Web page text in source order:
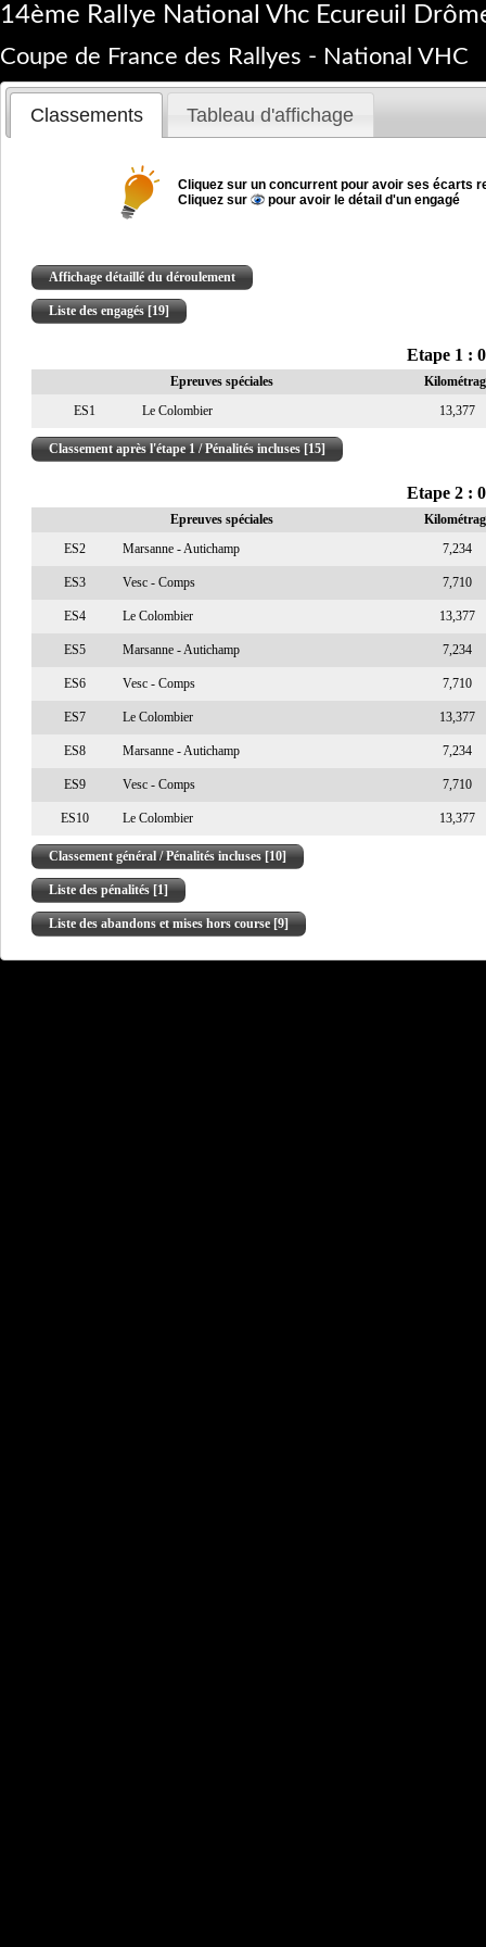
14ème Rallye National Vhc Ecureuil
Coupe de France des Rallyes - National VHC
Classements Tableau d'affichage
Cliquez sur un concurrent pour avoir ses écarts
Cliquez sur
pour avoir le détail d'un engagé
Affichage détaillé du déroulement
Liste des engagés [19]
Etape 1 :
Epreuves spéciales
ES1
Le Colombier 13,377
Classement après l'étape 1 / Pénalités incluses [15]
Etape 2 :
Epreuves spéciales
ES2
Marsanne - Autichamp 7,234
ES3 Vesc - Comps 7,710
ES4 Le Colombier 13,377
ES5 Marsanne - Autichamp 7,234
ES6 Vesc - Comps 7,710
ES7 Le Colombier 13,377
ES8 Marsanne - Autichamp 7,234
ES9 Vesc - Comps 7,710
ES10 Le Colombier 13,377
Classement général / Pénalités incluses [10]
Liste des pénalités [1]
Liste des abandons et mises hors course [9]